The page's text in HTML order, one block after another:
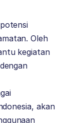
Oleh
kegiatan
akan